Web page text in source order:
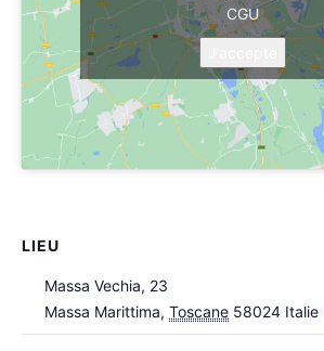
LIEU
Massa Vechia, 23
Massa Marittima, Toscane 58024 Italie
CGU